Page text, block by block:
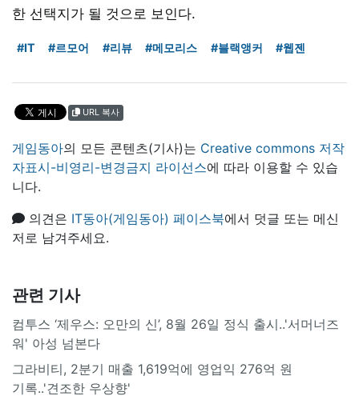
한 선택지가 될 것으로 보인다.
#IT #르모어 #리뷰 #메모리스 #블랙앵커 #웹젠
URL 복사
게임동아의 모든 콘텐츠(기사)는 Creative commons 저작
자표시-비영리-변경금지 라이선스에 따라 이용할 수 있습
니다.
의견은 IT동아(게임동아) 페이스북에서 덧글 또는 메신
저로 남겨주세요.
관련 기사
컴투스 ‘제우스: 오만의 신’, 8월 26일 정식 출시..'서머너즈
워' 아성 넘본다
그라비티, 2분기 매출 1,619억에 영업익 276억 원
기록..'견조한 우상향'